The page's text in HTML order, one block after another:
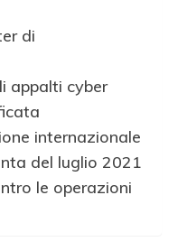
di
appalti cyber
internazionale
del luglio 2021
le operazioni